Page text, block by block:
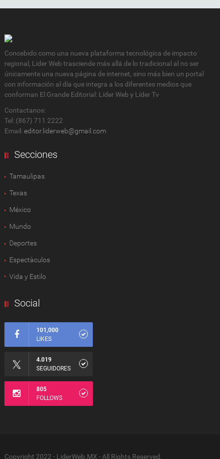
Concebido como una nueva plataforma tecnológica de impacto
regional, Lider Web trasciende más allá de lo tradicional al no ser
únicamente una nueva página de internet, sino más bien un portal
con información al día que integra a los diferentes medios que
conforman El Grande Editorial: Líder Web y Líder Tv
Contactanos:
Tel: (867) 711 2222
Email: editor.liderweb@gmail.com
Secciones
Tamaulipas
Texas
México
Mundo
Deportes
Espectàculos
Vida y Estilo
Social
101,000
LIKES
4.019
SEGUIDORES
805
FOLLOWS
Copyright 2022 - LiderWeb.MX - All Rights Reserved.